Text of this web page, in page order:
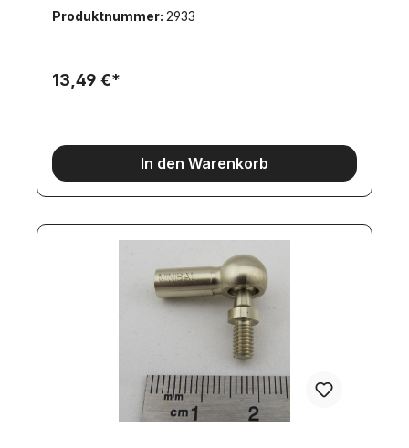
Produktnummer: 2933
13,49 €*
In den Warenkorb